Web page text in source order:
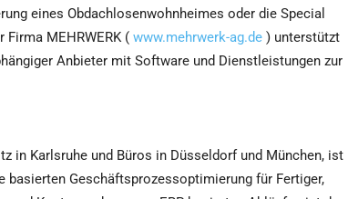
eines Obdachlosenwohnheimes oder die Special
MEHRWERK ( www.mehrwerk-ag.de ) unterstützt
Anbieter mit Software und Dienstleistungen zur
in Karlsruhe und Büros in Düsseldorf und München, ist
basierten Geschäftsprozessoptimierung für Fertiger,